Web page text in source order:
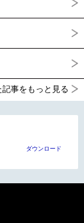
事をもっと見る
ダウンロード